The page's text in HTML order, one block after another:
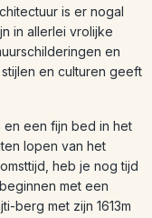
is er nogal
in allerlei vrolijke
en
en culturen geeft
een fijn bed in het
lopen van het
heb je nog tijd
met een
berg met zijn 1613m